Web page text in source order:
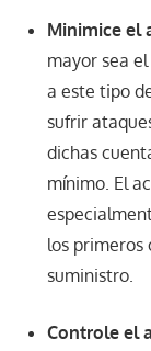
Minimice el
mayor sea
a este tipo
sufrir
dichas
mínimo. El
los primeros
suministro.
Controle el